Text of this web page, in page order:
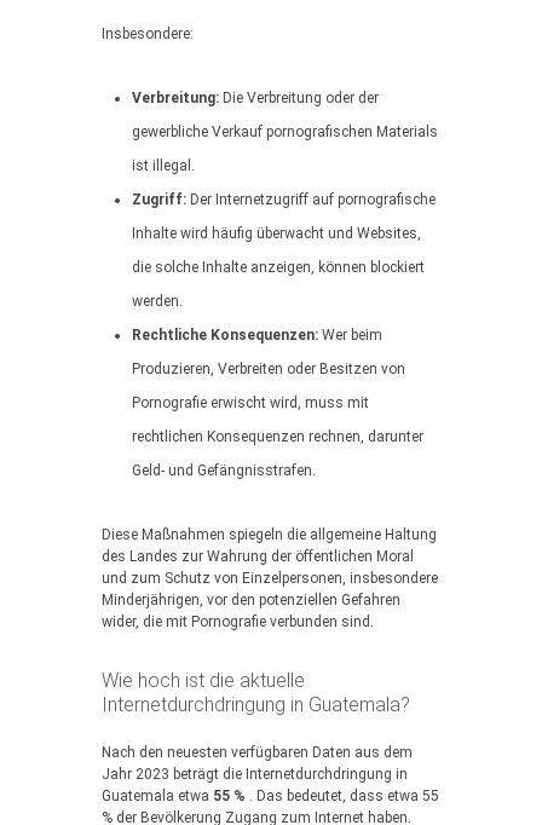
Insbesondere:
Verbreitung: Die Verbreitung oder der
gewerbliche Verkauf pornografischen Materials
ist illegal.
Zugriff: Der Internetzugriff auf pornografische
Inhalte wird häufig überwacht und Websites,
die solche Inhalte anzeigen, können blockiert
werden.
Rechtliche Konsequenzen: Wer beim
Produzieren, Verbreiten oder Besitzen von
Pornografie erwischt wird, muss mit
rechtlichen Konsequenzen rechnen, darunter
Geld- und Gefängnisstrafen.
Diese Maßnahmen spiegeln die allgemeine Haltung
des Landes zur Wahrung der öffentlichen Moral
und zum Schutz von Einzelpersonen, insbesondere
Minderjährigen, vor den potenziellen Gefahren
wider, die mit Pornografie verbunden sind.
Wie hoch ist die aktuelle
Internetdurchdringung in Guatemala?
Nach den neuesten verfügbaren Daten aus dem
Jahr 2023 beträgt die Internetdurchdringung in
Guatemala etwa 55 % . Das bedeutet, dass etwa 55
% der Bevölkerung Zugang zum Internet haben.